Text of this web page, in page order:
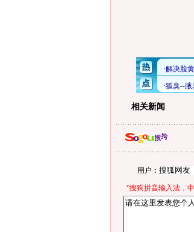
相关新闻
用户：
*搜狗拼音输入法，